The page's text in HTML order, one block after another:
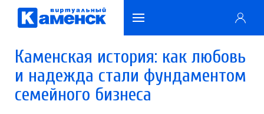
Каменская история: как любовь
и надежда стали фундаментом
семейного бизнеса